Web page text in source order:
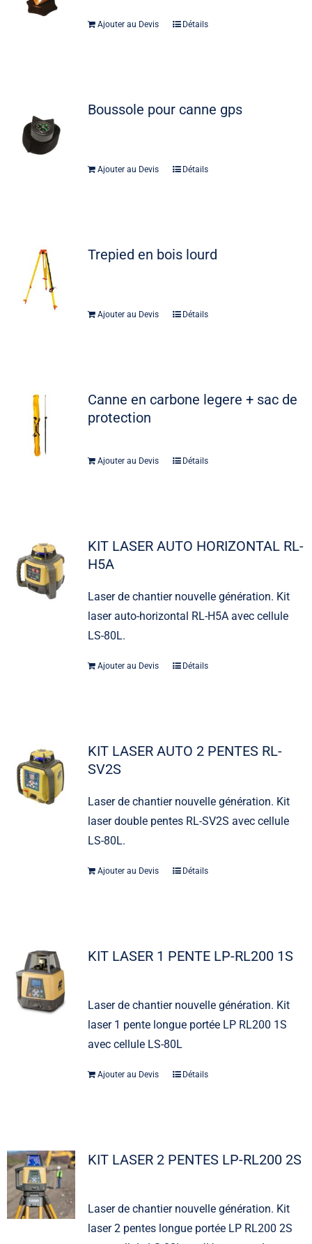
Ajouter au Devis Détails
Boussole pour canne gps
Ajouter au Devis Détails
Trepied en bois lourd
Ajouter au Devis Détails
Canne en carbone legere + sac de
protection
Ajouter au Devis Détails
KIT LASER AUTO HORIZONTAL RL-
H5A
Laser de chantier nouvelle génération. Kit
laser auto-horizontal RL-H5A avec cellule
LS-80L.
Ajouter au Devis Détails
KIT LASER AUTO 2 PENTES RL-
SV2S
Laser de chantier nouvelle génération. Kit
laser double pentes RL-SV2S avec cellule
LS-80L.
Ajouter au Devis Détails
KIT LASER 1 PENTE LP-RL200 1S
Laser de chantier nouvelle génération. Kit
laser 1 pente longue portée LP RL200 1S
avec cellule LS-80L
Ajouter au Devis Détails
KIT LASER 2 PENTES LP-RL200 2S
Laser de chantier nouvelle génération. Kit
laser 2 pentes longue portée LP RL200 2S